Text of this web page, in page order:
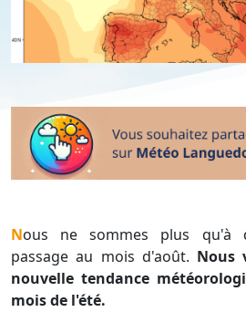
Nous ne sommes plus qu'à quelques heures du
passage au mois d'août. Nous
nouvelle tendance
mois de l'été.